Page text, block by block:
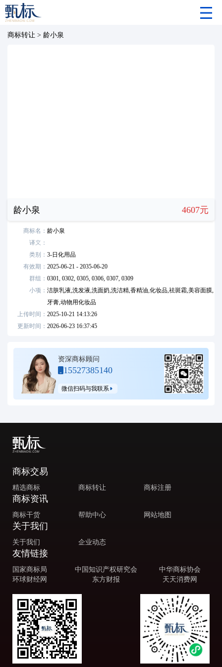
商标转让 > 龄小泉
龄小泉 4607元
商标名： 龄小泉
译文：
类别： 3-日化用品
有效期： 2025-06-21 - 2035-06-20
群组： 0301,0302,0305,0306,0307,0309
小项： 洁肤乳液,洗发液,洗面奶,洗洁精,香精油,化妆品,祛斑霜,美容面膜,
牙膏,动物用化妆品
上传时间： 2025-10-21 14:13:26
更新时间： 2026-06-23 16:37:45
资深商标顾问
15527385140
微信扫码与我联系
商标交易
精选商标 商标转让 商标注册
商标资讯
商标干货 帮助中心 网站地图
关于我们
关于我们 企业动态
友情链接
国家商标局 中国知识产权研究会
中华商标协会
环球财经网
东方财报 天天消费网